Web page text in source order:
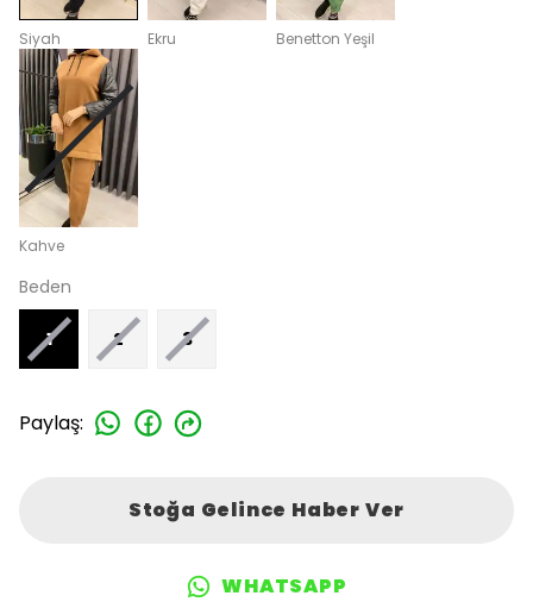
Siyah Ekru Benetton Yeşil
Kahve
Beden
1 2 3
Paylaş:
Stoğa Gelince Haber Ver
WHATSAPP